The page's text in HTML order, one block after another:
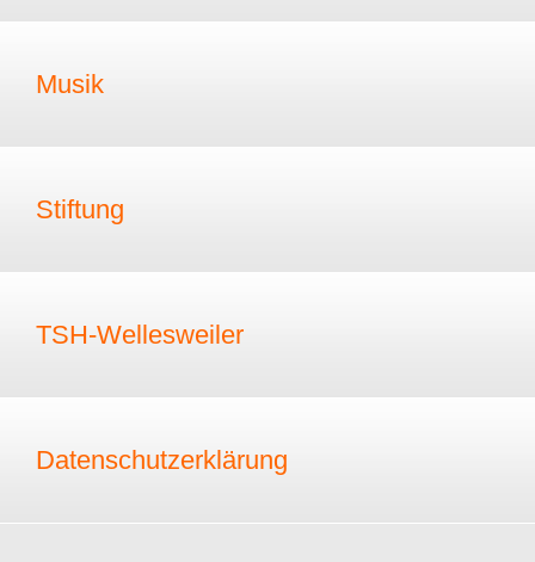
Musik
Stiftung
TSH-Wellesweiler
Datenschutzerklärung